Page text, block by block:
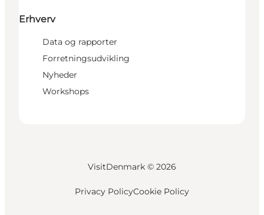
Erhverv
Data og rapporter
Forretningsudvikling
Nyheder
Workshops
VisitDenmark © 2026
Privacy PolicyCookie Policy